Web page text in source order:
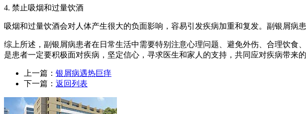
4. 禁止吸烟和过量饮酒
吸烟和过量饮酒会对人体产生很大的负面影响，容易引发疾病加重和复发。副银屑病
综上所述，副银屑病患者在日常生活中需要特别注意心理问题、避免外伤、合理饮
是患者一定要积极面对疾病，坚定信心，寻求医生和家人的支持，共同应对疾病带来
上一篇： 银屑病遇热巨痒
下一篇： 返回列表